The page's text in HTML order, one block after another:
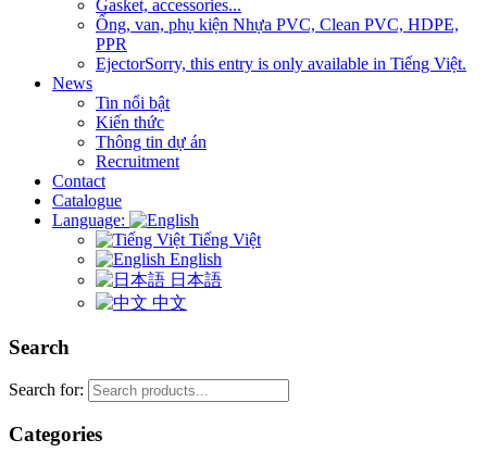
Gasket, accessories...
Ống, van, phụ kiện Nhựa PVC, Clean PVC, HDPE,
PPR
EjectorSorry, this entry is only available in Tiếng Việt.
News
Tin nổi bật
Kiến thức
Thông tin dự án
Recruitment
Contact
Catalogue
Language:
Tiếng Việt
English
日本語
中文
Search
Search for:
Categories